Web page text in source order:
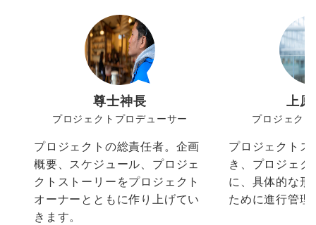
尊士神長
プロジェクトプロデューサー
プロジェクトの総責任者。企画
概要、スケジュール、プロジェ
クトストーリーをプロジェクト
オーナーとともに作り上げてい
きます。
上
プロジェク
プロジェクト
き、プロジェ
に、具体的な
ために進行管